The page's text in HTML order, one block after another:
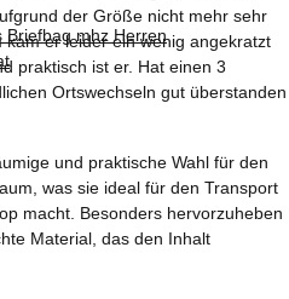
der Größe nicht mehr sehr
er leider ein wenig angekratzt
praktisch ist er. Hat einen 3
Ortswechseln gut überstanden
und praktische Wahl für den
was sie ideal für den Transport
macht. Besonders hervorzuheben
Material, das den Inhalt